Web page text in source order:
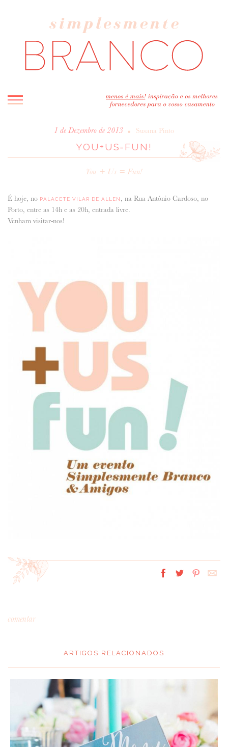
INICIO
BLOG
CASAVA-ME AQUI!
1 de Dezembro de 2013 • Susana Pinto
YOU+US=FUN!
You + Us = Fun!
É hoje, no PALACETE VILAR DE ALLEN , na Rua António Cardoso, no
Porto, entre as 14h e as 20h, entrada livre.
Venham visitar-nos!
comentar
ARTIGOS RELACIONADOS